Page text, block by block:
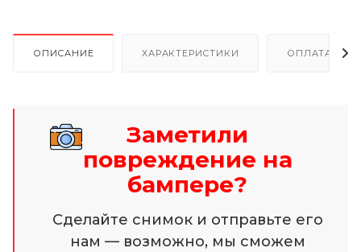
ОПИСАНИЕ ХАРАКТЕРИСТИКИ ОПЛАТА И
Заметили
повреждение на
бампере?
Сделайте снимок и отправьте его
нам — возможно, мы сможем